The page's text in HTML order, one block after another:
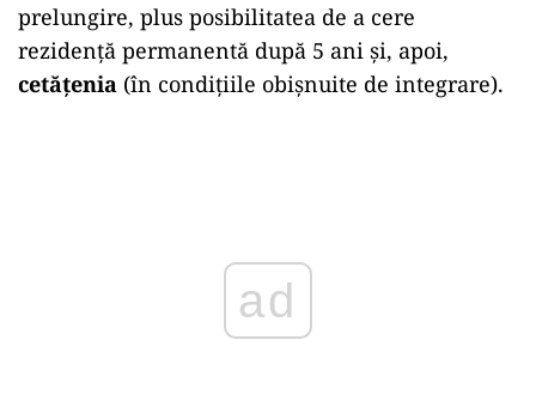
prelungire, plus posibilitatea de a cere
rezidență permanentă după 5 ani și, apoi,
cetățenia (în condițiile obișnuite de integrare).